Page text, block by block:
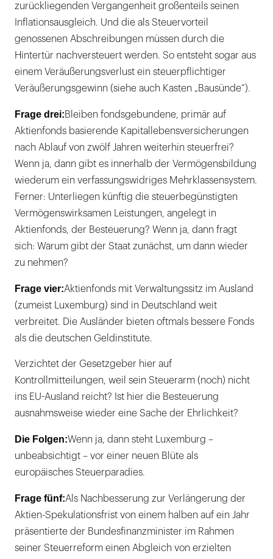
zurückliegenden Vergangenheit großenteils seinen
Inflationsausgleich. Und die als Steuervorteil
genossenen Abschreibungen müssen durch die
Hintertür nachversteuert werden. So entsteht sogar aus
einem Veräußerungsverlust ein steuerpflichtiger
Veräußerungsgewinn (siehe auch Kasten „Bausünde“).
Frage drei:Bleiben fondsgebundene, primär auf
Aktienfonds basierende Kapitallebensversicherungen
nach Ablauf von zwölf Jahren weiterhin steuerfrei?
Wenn ja, dann gibt es innerhalb der Vermögensbildung
wiederum ein verfassungswidriges Mehrklassensystem.
Ferner: Unterliegen künftig die steuerbegünstigten
Vermögenswirksamen Leistungen, angelegt in
Aktienfonds, der Besteuerung? Wenn ja, dann fragt
sich: Warum gibt der Staat zunächst, um dann wieder
zu nehmen?
Frage vier:Aktienfonds mit Verwaltungssitz im Ausland
(zumeist Luxemburg) sind in Deutschland weit
verbreitet. Die Ausländer bieten oftmals bessere Fonds
als die deutschen Geldinstitute.
Verzichtet der Gesetzgeber hier auf
Kontrollmitteilungen, weil sein Steuerarm (noch) nicht
ins EU-Ausland reicht? Ist hier die Besteuerung
ausnahmsweise wieder eine Sache der Ehrlichkeit?
Die Folgen:Wenn ja, dann steht Luxemburg –
unbeabsichtigt – vor einer neuen Blüte als
europäisches Steuerparadies.
Frage fünf:Als Nachbesserung zur Verlängerung der
Aktien-Spekulationsfrist von einem halben auf ein Jahr
präsentierte der Bundesfinanzminister im Rahmen
seiner Steuerreform einen Abgleich von erzielten